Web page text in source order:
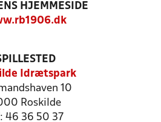
HJEMMESIDE
Idrætspark
10
Roskilde
46 36 50 37